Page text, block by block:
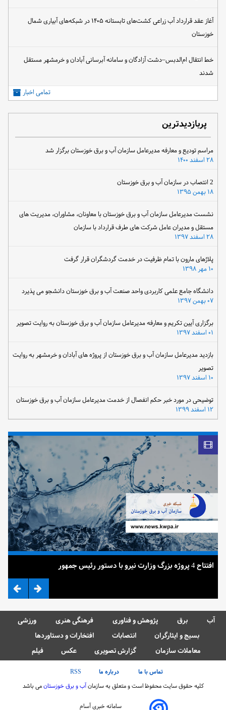
آغاز عقد قرارداد آب زراعی کشت‌های تابستانه ۱۴۰۵ در شبکه‌های آبیاری شمال
خوزستان
خط انتقال ام‌الدبس–دشت آزادگان و سامانه آبرسانی آبادان و خرمشهر مستقل
شدند
تمامی اخبار
پربازدیدترین
مراسم تودیع و معارفه مدیرعامل سازمان آب و برق خوزستان برگزار شد
۲۸ اسفند ۱۴۰۰
۱۸ بهمن ۱۳۹۵
نشست مدیرعامل سازمان آب و برق خوزستان با معاونان، مشاوران، مدیریت های
مستقل و مدیران عامل شرکت های طرف قرارداد با سازمان
۲۸ اسفند ۱۳۹۷
پلاژهای مارون با تمام ظرفیت در خدمت گردشگران قرار گرفت
دانشگاه جامع علمی کاربردی واحد صنعت آب و برق خوزستان دانشجو می پذیرد
۰۷ بهمن ۱۳۹۷
برگزاری آیین تکریم و معارفه مدیرعامل سازمان آب و برق خوزستان به روایت تصویر
بازدید مدیرعامل سازمان آب و برق خوزستان از پروژه های آبادان و خرمشهر به روایت
تصویر
توضیحی در مورد خبر حکم انفصال از خدمت مدیرعامل سازمان آب و برق خوزستان
۱۲ اسفند ۱۳۹۹
افتتاح 4 پروژه بزرگ وزارت نیرو با دستور رئیس جمهور
آب برق پژوهش و فناوری فرهنگی هنری
ورزشی
بسیج و ایثارگران
انتصابات
افتخارات و دستاوردها
معاملات سازمان
گزارش تصویری عکس فیلم
تماس با ما درباره ما
RSS
کلیه حقوق سایت محفوظ است و متعلق به سازمانآب و برق خوزستانمی باشد
سامانه خبری آسام